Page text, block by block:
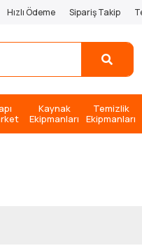
Hızlı Ödeme Sipariş Takip
Kaynak
Ekipmanları
Temizlik
Ekipmanları